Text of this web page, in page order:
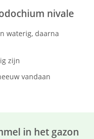
nivale
waterig, daarna
zijn
vandaan
in het gazon